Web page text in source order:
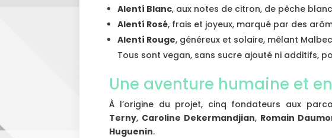
Alentí Blanc, aux notes de citron, de pêche
Alentí Rosé, frais et joyeux, marqué par des
Alentí Rouge, généreux et solaire, mêlant
Tous sont vegan, sans sucre ajouté ni additifs,
Une aventure humaine et
À l’origine du projet, cinq fondateurs aux
Terny, Caroline Dekermandjian, Romain
Huguenin.